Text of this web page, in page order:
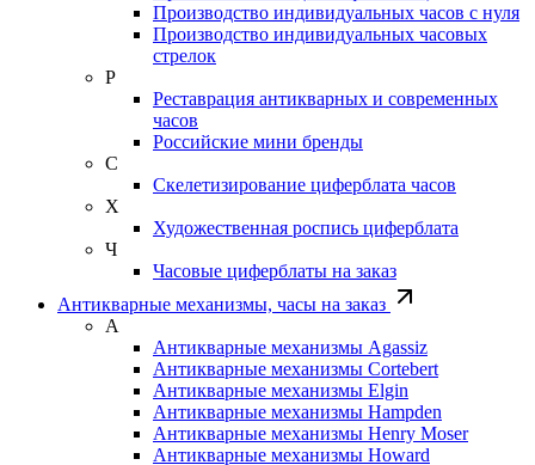
Производство индивидуальных часов с нуля
Производство индивидуальных часовых
стрелок
Р
Реставрация антикварных и современных
часов
Российские мини бренды
С
Скелетизирование циферблата часов
Х
Художественная роспись циферблата
Ч
Часовые циферблаты на заказ
Антикварные механизмы, часы на заказ
А
Антикварные механизмы Agassiz
Антикварные механизмы Cortebert
Антикварные механизмы Elgin
Антикварные механизмы Hampden
Антикварные механизмы Henry Moser
Антикварные механизмы Howard